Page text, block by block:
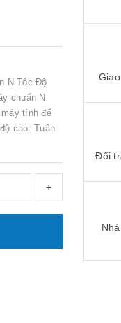
N Tốc Độ
chuẩn N
tính để
cao. Tuân
+
Đổi